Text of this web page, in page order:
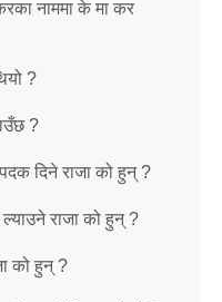
नाममा के मा कर
?
?
दिने राजा को हुन् ?
राजा को हुन् ?
को हुन् ?